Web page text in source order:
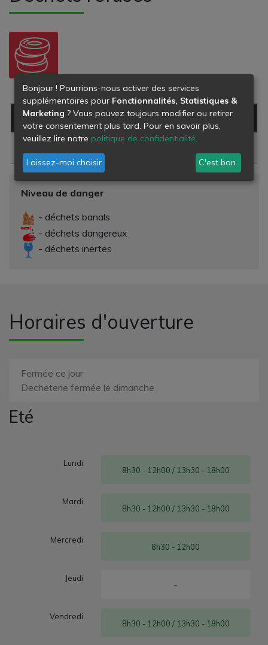
Type de déchet Danger
Niveau de danger
- déchets banals
- déchets dangereux
- déchets inertes
PNEUS
Horaires d'ouverture
Fermée ce jour
Decheterie fermée le dimanche
Eté
Lundi
8h30 - 12h00 / 13h30 - 18h00
Mardi
8h30 - 12h00 / 13h30 - 18h00
Mercredi
8h30 - 12h00
Jeudi
-
Vendredi
8h30 - 12h00 / 13h30 - 18h00
Bonjour ! Pourrions-nous activer des services
supplémentaires pour Fonctionnalités, Statistiques &
Marketing ? Vous pouvez toujours modifier ou retirer
votre consentement plus tard. Pour en savoir plus,
veuillez lire notre politique de confidentialité.
Laissez-moi choisir C'est bon.